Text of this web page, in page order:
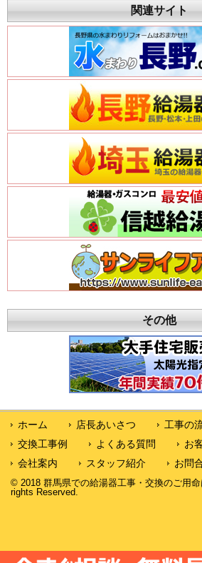
関連サイト
その他
ホーム 店長あいさつ
工事の
交換工事例
よくある質問
お
会社案内
スタッフ紹介 お問
© 2018 群馬県での給湯器工事・交換のご用
rights Reserved.